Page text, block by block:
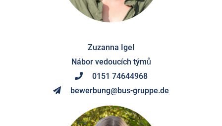
Zuzanna Igel
Nábor vedoucích týmů
0151 74644968
bewerbung@bus-gruppe.de